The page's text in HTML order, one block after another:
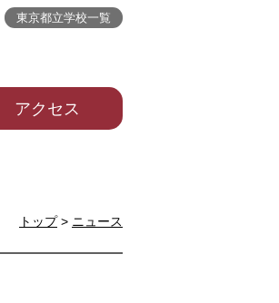
アクセス
東京都立学校一覧
トップ> ニュース